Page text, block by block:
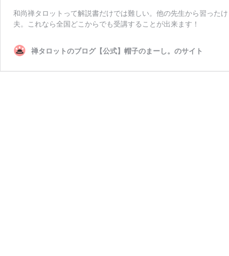
和尚禅タロットって解説書だけでは難しい。他の先生から習った
夫。これなら全国どこからでも受講することが出来ます！
禅タロットのブログ【公式】帽子のまーし。のサイト